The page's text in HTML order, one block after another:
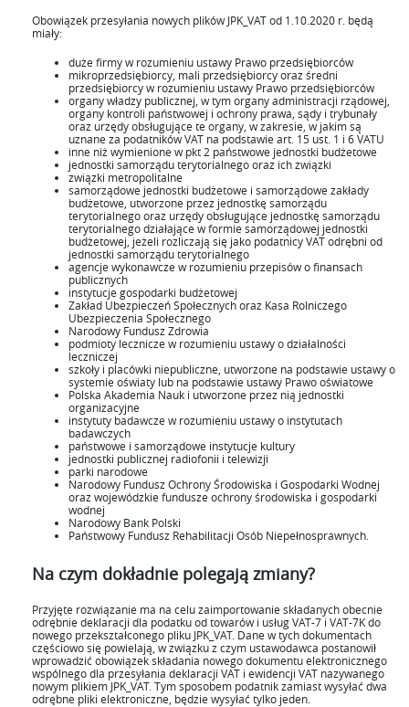
Obowiązek przesyłania nowych plików JPK_VAT od 1.10.2020 r. będą
miały:
duże firmy w rozumieniu ustawy Prawo przedsiębiorców
mikroprzedsiębiorcy, mali przedsiębiorcy oraz średni
przedsiębiorcy w rozumieniu ustawy Prawo przedsiębiorców
organy władzy publicznej, w tym organy administracji rządowej,
organy kontroli państwowej i ochrony prawa, sądy i trybunały
oraz urzędy obsługujące te organy, w zakresie, w jakim są
uznane za podatników VAT na podstawie art. 15 ust. 1 i 6 VATU
inne niż wymienione w pkt 2 państwowe jednostki budżetowe
jednostki samorządu terytorialnego oraz ich związki
związki metropolitalne
samorządowe jednostki budżetowe i samorządowe zakłady
budżetowe, utworzone przez jednostkę samorządu
terytorialnego oraz urzędy obsługujące jednostkę samorządu
terytorialnego działające w formie samorządowej jednostki
budżetowej, jeżeli rozliczają się jako podatnicy VAT odrębni od
jednostki samorządu terytorialnego
agencje wykonawcze w rozumieniu przepisów o finansach
publicznych
instytucje gospodarki budżetowej
Zakład Ubezpieczeń Społecznych oraz Kasa Rolniczego
Ubezpieczenia Społecznego
Narodowy Fundusz Zdrowia
podmioty lecznicze w rozumieniu ustawy o działalności
leczniczej
szkoły i placówki niepubliczne, utworzone na podstawie ustawy o
systemie oświaty lub na podstawie ustawy Prawo oświatowe
Polska Akademia Nauk i utworzone przez nią jednostki
organizacyjne
instytuty badawcze w rozumieniu ustawy o instytutach
badawczych
państwowe i samorządowe instytucje kultury
jednostki publicznej radiofonii i telewizji
parki narodowe
Narodowy Fundusz Ochrony Środowiska i Gospodarki Wodnej
oraz wojewódzkie fundusze ochrony środowiska i gospodarki
wodnej
Narodowy Bank Polski
Państwowy Fundusz Rehabilitacji Osób Niepełnosprawnych.
Na czym dokładnie polegają zmiany?
Przyjęte rozwiązanie ma na celu zaimportowanie składanych obecnie
odrębnie deklaracji dla podatku od towarów i usług VAT-7 i VAT-7K do
nowego przekształconego pliku JPK_VAT. Dane w tych dokumentach
częściowo się powielają, w związku z czym ustawodawca postanowił
wprowadzić obowiązek składania nowego dokumentu elektronicznego
wspólnego dla przesyłania deklaracji VAT i ewidencji VAT nazywanego
nowym plikiem JPK_VAT. Tym sposobem podatnik zamiast wysyłać dwa
odrębne pliki elektroniczne, będzie wysyłać tylko jeden.